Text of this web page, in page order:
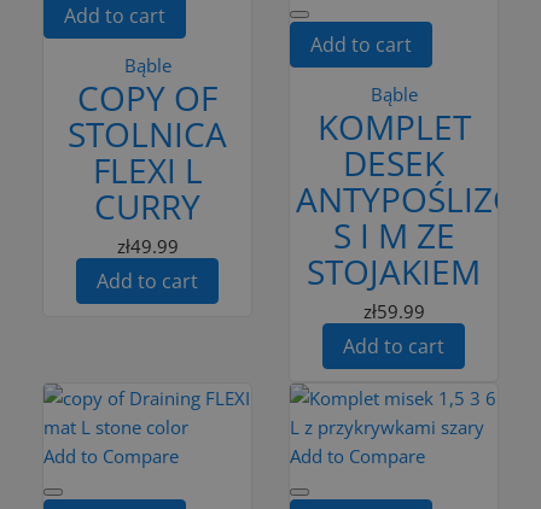
Add to cart
Bąble
COPY OF
STOLNICA
FLEXI L
CURRY
zł49.99
Add to cart
Add to cart
Bąble
KOMPLET
DESEK
S I M ZE
STOJAKIEM
zł59.99
Add to cart
Add to Compare Add to Compare